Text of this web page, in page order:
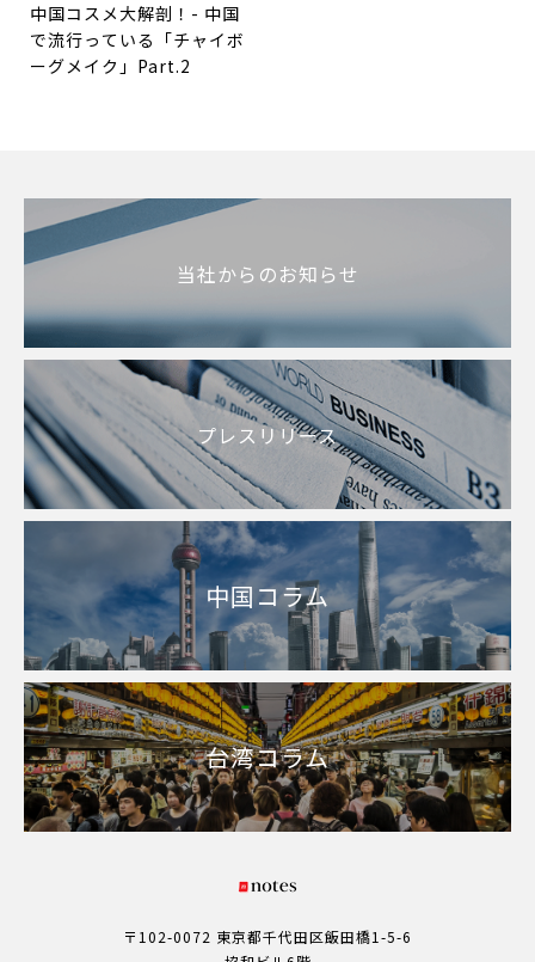
中国コスメ大解剖！- 中国
で流行っている「チャイボ
ーグメイク」Part.2
当社からのお知らせ
プレスリリース
中国コラム
台湾コラム
〒102-0072 東京都千代田区飯田橋1-5-6